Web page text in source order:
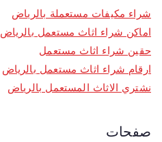
شراء مكيفات مستعملة بالرياض
اماكن شراء اثاث مستعمل بالرياض
حقين شراء اثاث مستعمل
ارقام شراء اثاث مستعمل بالرياض
نشتري الاثاث المستعمل بالرياض
صفحات